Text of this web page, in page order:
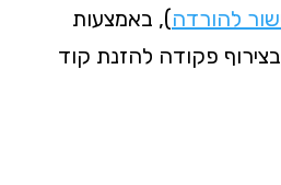
להורדה), באמצעות
פקודה להזנת קוד